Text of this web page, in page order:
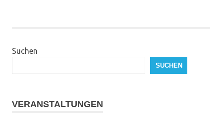
Suchen
SUCHEN
VERANSTALTUNGEN